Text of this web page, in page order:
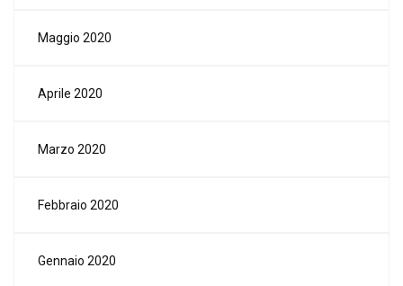
Maggio 2020
Aprile 2020
Marzo 2020
Febbraio 2020
Gennaio 2020